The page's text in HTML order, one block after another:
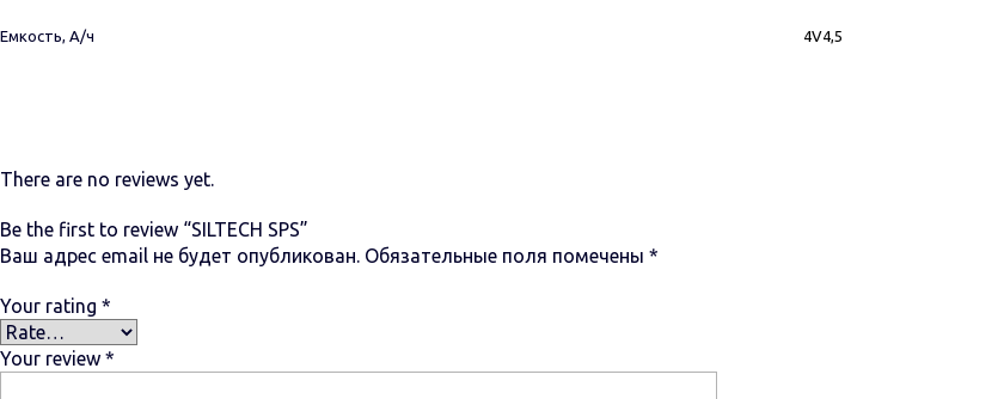
Емкость, А/ч 4V4,5
There are no reviews yet.
Be the first to review “SILTECH SPS”
Ваш адрес email не будет опубликован. Обязательные поля помечены *
Your rating *
Your review *